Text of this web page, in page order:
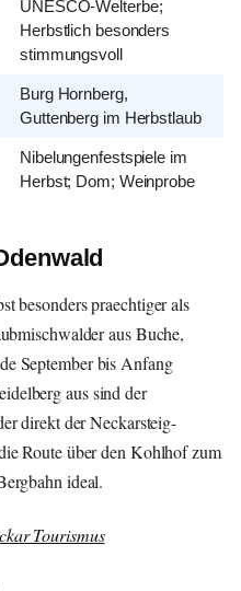
UNESCO-Welterbe;
Herbstlich besonders
stimmungsvoll
Burg Hornberg,
Guttenberg im Herbstlaub
Nibelungenfestspiele im
Herbst; Dom; Weinprobe
besonders praechtiger als
aus Buche,
September bis Anfang
aus sind der
direkt der Neckarsteig-
Route über den Kohlhof zum
ideal.
Tourismus